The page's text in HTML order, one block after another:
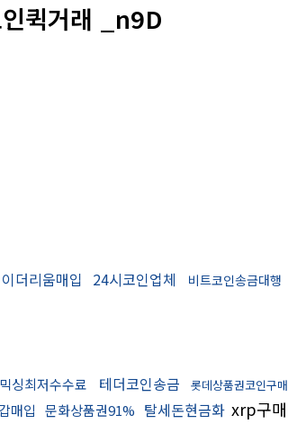
퀵거래 _n9D
이더리움매입 24시코인업체 비트코인송금대행
싱최저수수료 테더코인송금
롯데상품권코인구매
매입 문화상품권91% 탈세돈현금화 xrp구매